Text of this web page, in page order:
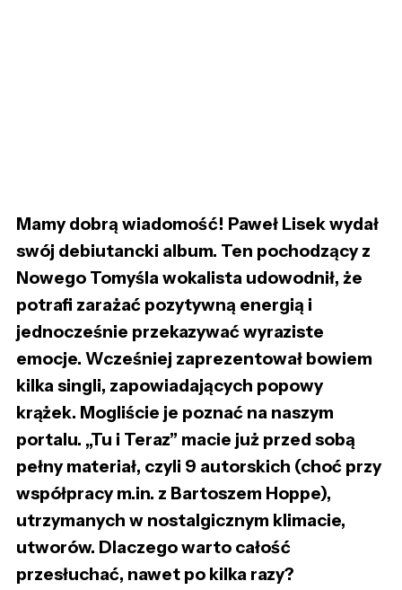
Mamy dobrą wiadomość! Paweł Lisek wydał
swój debiutancki album. Ten pochodzący z
Nowego Tomyśla wokalista udowodnił, że
potrafi zarażać pozytywną energią i
jednocześnie przekazywać wyraziste
emocje. Wcześniej zaprezentował bowiem
kilka singli, zapowiadających popowy
krążek. Mogliście je poznać na naszym
portalu. „Tu i Teraz” macie już przed sobą
pełny materiał, czyli 9 autorskich (choć przy
współpracy m.in. z Bartoszem Hoppe),
utrzymanych w nostalgicznym klimacie,
utworów. Dlaczego warto całość
przesłuchać, nawet po kilka razy?